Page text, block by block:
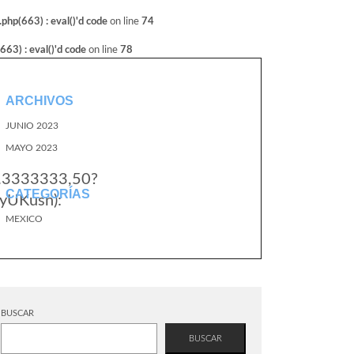
: eval()'d code on line 74
: eval()'d code on line 78
ARCHIVOS
JUNIO 2023
MAYO 2023
CATEGORÍAS
MEXICO
BUSCAR
BUSCAR